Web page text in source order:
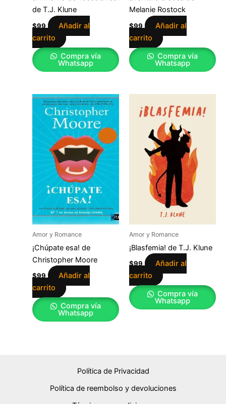
de T.J. Klune
$99
Añadir al
carrito
Compra vía
Whatsapp
Melanie Rostock
$99
Añadir al
carrito
Compra vía
Whatsapp
Amor y Romance
¡Chúpate esa! de
Christopher Moore
$99
Añadir al
carrito
Compra vía
Whatsapp
Amor y Romance
¡Blasfemia! de T.J. Klune
$99
Añadir al
carrito
Compra vía
Whatsapp
Política de Privacidad
Política de reembolso y devoluciones